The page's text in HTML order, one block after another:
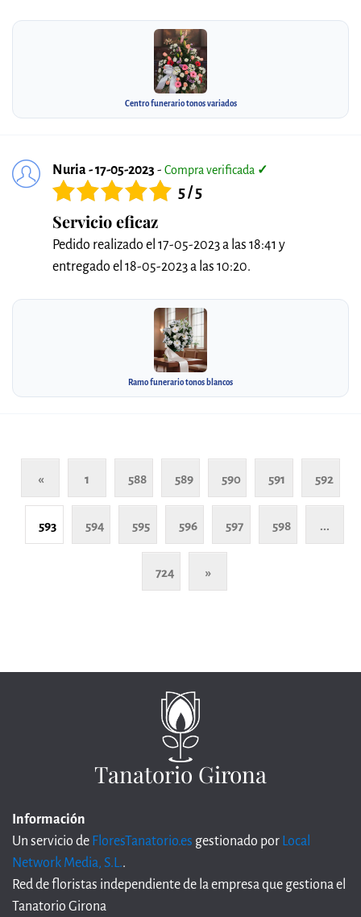
Centro funerario tonos variados
Nuria - 17-05-2023 - Compra verificada ✓
5 / 5
Servicio eficaz
Pedido realizado el 17-05-2023 a las 18:41 y
entregado el 18-05-2023 a las 10:20.
Ramo funerario tonos blancos
« 1 588 589 590 591 592
593 594 595 596 597 598 ...
724 »
Tanatorio Girona
Información
Un servicio de FloresTanatorio.es gestionado por Local
Network Media, S.L..
Red de floristas independiente de la empresa que gestiona el
Tanatorio Girona